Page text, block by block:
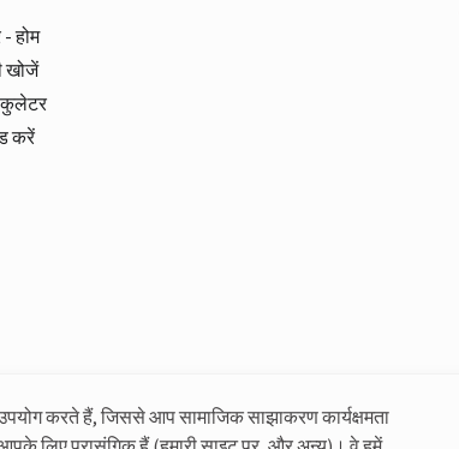
होम
खोजें
करें
करते हैं, जिससे आप सामाजिक साझाकरण कार्यक्षमता